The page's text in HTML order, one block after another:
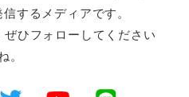
するメディアです。
ひフォローしてください
。